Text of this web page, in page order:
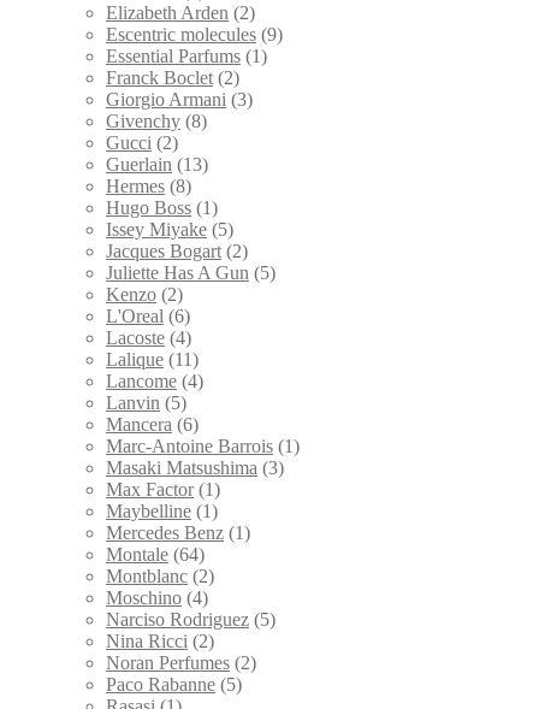
Elizabeth Arden (2)
Escentric molecules (9)
Essential Parfums (1)
Franck Boclet (2)
Giorgio Armani (3)
Givenchy (8)
Gucci (2)
Guerlain (13)
Hermes (8)
Hugo Boss (1)
Issey Miyake (5)
Jacques Bogart (2)
Juliette Has A Gun (5)
Kenzo (2)
L'Oreal (6)
Lacoste (4)
Lalique (11)
Lancome (4)
Lanvin (5)
Mancera (6)
Marc-Antoine Barrois (1)
Masaki Matsushima (3)
Max Factor (1)
Maybelline (1)
Mercedes Benz (1)
Montale (64)
Montblanc (2)
Moschino (4)
Narciso Rodriguez (5)
Nina Ricci (2)
Noran Perfumes (2)
Paco Rabanne (5)